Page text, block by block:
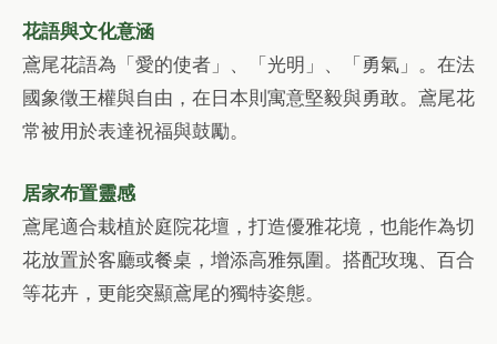
花語與文化意涵
鳶尾花語為「愛的使者」、「光明」、「勇氣」。在法
國象徵王權與自由，在日本則寓意堅毅與勇敢。鳶尾花
常被用於表達祝福與鼓勵。
居家布置靈感
鳶尾適合栽植於庭院花壇，打造優雅花境，也能作為切
花放置於客廳或餐桌，增添高雅氛圍。搭配玫瑰、百合
等花卉，更能突顯鳶尾的獨特姿態。